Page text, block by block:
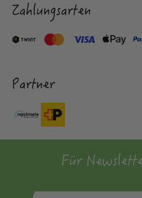
Zahlungsarten
Partner
Für